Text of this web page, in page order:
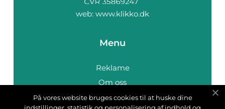
web: www.klikko.dk
Menu
Reklame
Om oss
Cookies
På vores website bruges cookies til at huske dine